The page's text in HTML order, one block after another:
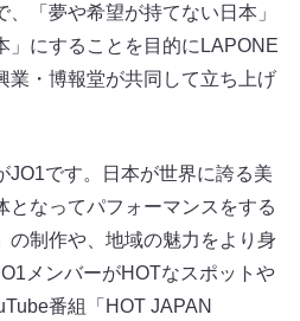
「夢や希望が持てない日本」
」にすることを目的にLAPONE
業・博報堂が共同して立ち上げ
JO1です。日本が世界に誇る美
となってパフォーマンスをする
の制作や、地域の魅力をより身
メンバーがHOTなスポットや
番組「HOT JAPAN